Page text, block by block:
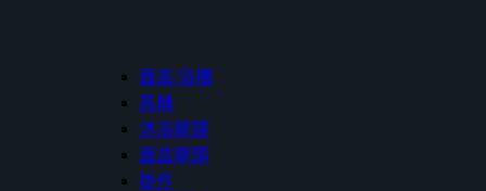
面盆/浴櫃
馬桶
沐浴龍頭
面盆龍頭
掛件